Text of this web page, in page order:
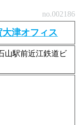
no.002186
津オフィス
山駅前近江鉄道ビ